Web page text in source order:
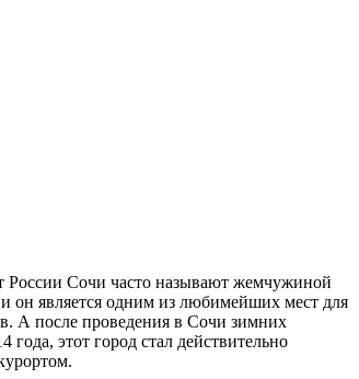
Сочи часто называют жемчужиной
и он является одним из любимейших мест для
А после проведения в Сочи зимних
этот город стал действительно